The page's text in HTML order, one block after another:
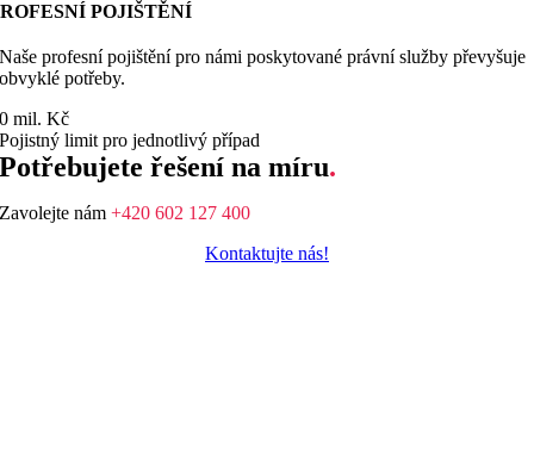
POJIŠTĚNÍ
Naše profesní pojištění pro námi poskytované právní služby převyšuje
obvyklé potřeby.
0 mil. Kč
Pojistný limit pro jednotlivý případ
Potřebujete řešení na míru.
Zavolejte nám+420 602 127 400
Kontaktujte nás!